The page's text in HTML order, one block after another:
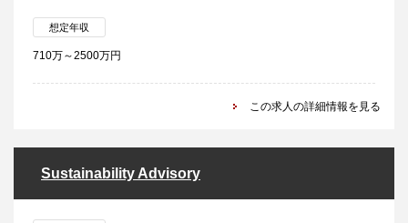
想定年収
710万～2500万円
この求人の詳細情報を見る
Sustainability Advisory